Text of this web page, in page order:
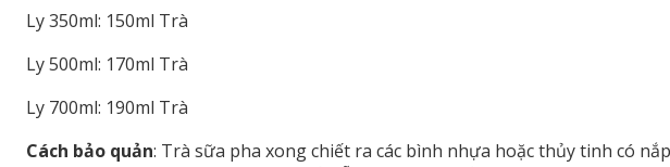
Ly 350ml: 150ml Trà
Ly 500ml: 170ml Trà
Ly 700ml: 190ml Trà
Cách bảo quản: Trà sữa pha xong chiết ra các bình nhựa hoặc thủy tinh có